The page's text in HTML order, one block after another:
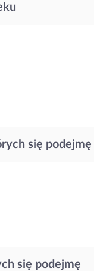
się podejmę
się podejmę